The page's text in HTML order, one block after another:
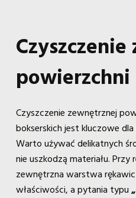
powierzchni
Czyszczenie zewnętrznej
bokserskich jest kluczowe
Warto używać delikatnych
nie uszkodzą materiału. Przy
zewnętrzna warstwa
właściwości, a pytania typu